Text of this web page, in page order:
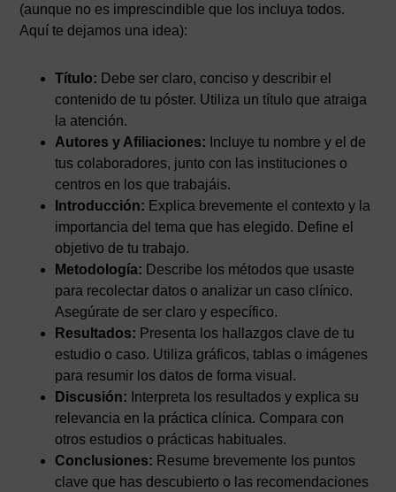
(aunque no es imprescindible que los incluya todos.
Aquí te dejamos una idea):
Título: Debe ser claro, conciso y describir el
contenido de tu póster. Utiliza un título que atraiga
la atención.
Autores y Afiliaciones: Incluye tu nombre y el de
tus colaboradores, junto con las instituciones o
centros en los que trabajáis.
Introducción: Explica brevemente el contexto y la
importancia del tema que has elegido. Define el
objetivo de tu trabajo.
Metodología: Describe los métodos que usaste
para recolectar datos o analizar un caso clínico.
Asegúrate de ser claro y específico.
Resultados: Presenta los hallazgos clave de tu
estudio o caso. Utiliza gráficos, tablas o imágenes
para resumir los datos de forma visual.
Discusión: Interpreta los resultados y explica su
relevancia en la práctica clínica. Compara con
otros estudios o prácticas habituales.
Conclusiones: Resume brevemente los puntos
clave que has descubierto o las recomendaciones